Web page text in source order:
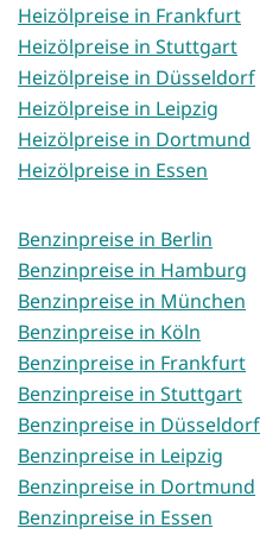
Heizölpreise in Frankfurt
Heizölpreise in Stuttgart
Heizölpreise in Düsseldorf
Heizölpreise in Leipzig
Heizölpreise in Dortmund
Heizölpreise in Essen
Benzinpreise in Berlin
Benzinpreise in Hamburg
Benzinpreise in München
Benzinpreise in Köln
Benzinpreise in Frankfurt
Benzinpreise in Stuttgart
Benzinpreise in Düsseldorf
Benzinpreise in Leipzig
Benzinpreise in Dortmund
Benzinpreise in Essen